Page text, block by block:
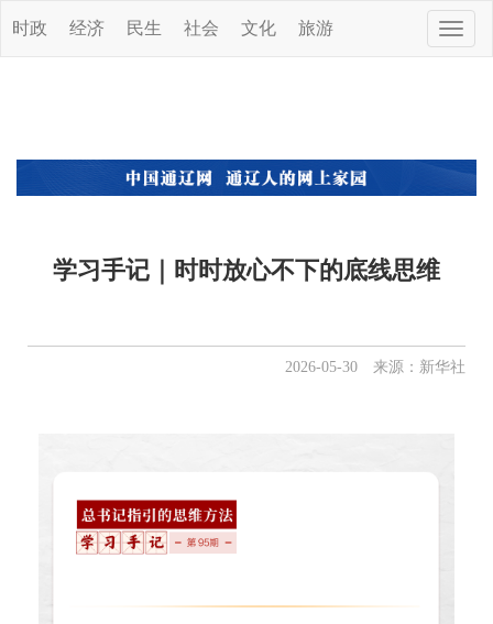
Toggle
时政 经济 民生 社会 文化 旅游
学习手记｜时时放心不下的底线思维
2026-05-30 来源：新华社